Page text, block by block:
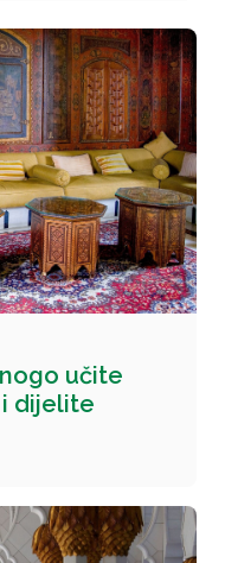
učite
dijelite